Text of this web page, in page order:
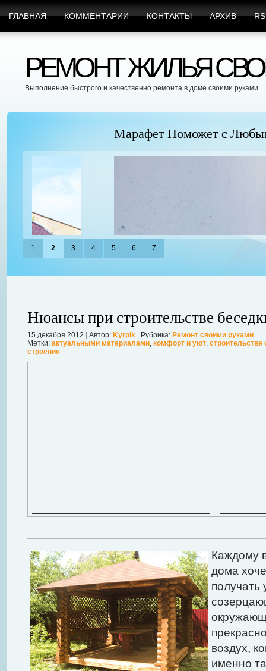
ГЛАВНАЯ КОММЕНТАРИИ КОНТАКТЫ АРХИВ
РЕМОНТ ЖИЛЬЯ
Выполнение быстрого и качественно ремонта в доме своими руками
Марафет Поможет с Любыми Видами
1 2 3 4 5 6 7
Нюансы при строительстве
15 декабря 2012 Автор: Kyrpik Рубрика: Ремонт своими руками
Метки: актуальными материалами, комфорт и уют, строительстве
строения
Каждому
дома
получать
воздух,
именно